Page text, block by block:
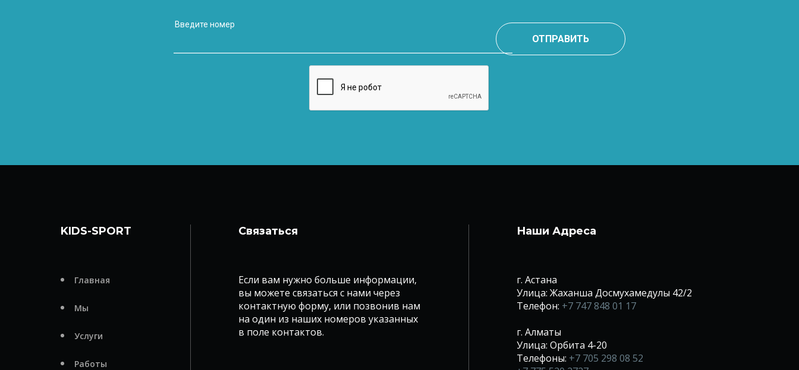
ОТПРАВИТЬ
KIDS-SPORT
Главная
Мы
Услуги
Работы
Связаться
Если вам нужно больше информации,
вы можете связаться с нами через
контактную форму, или позвонив нам
на один из наших номеров указанных
в поле контактов.
Наши Адреса
г. Астана
Улица: Жаханша Досмухамедулы 42/2
Телефон: +7 747 848 01 17
г. Алматы
Улица: Орбита 4-20
Телефоны: +7 705 298 08 52